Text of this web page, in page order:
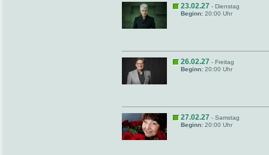
23.02.27 - Dienstag
Beginn: 20:00 Uhr
26.02.27 - Freitag
Beginn: 20:00 Uhr
27.02.27 - Samstag
Beginn: 20:00 Uhr